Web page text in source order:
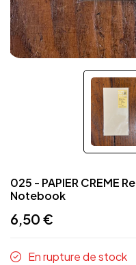
025 - PAPIER CREME
Notebook
6,50 €
En rupture de stock